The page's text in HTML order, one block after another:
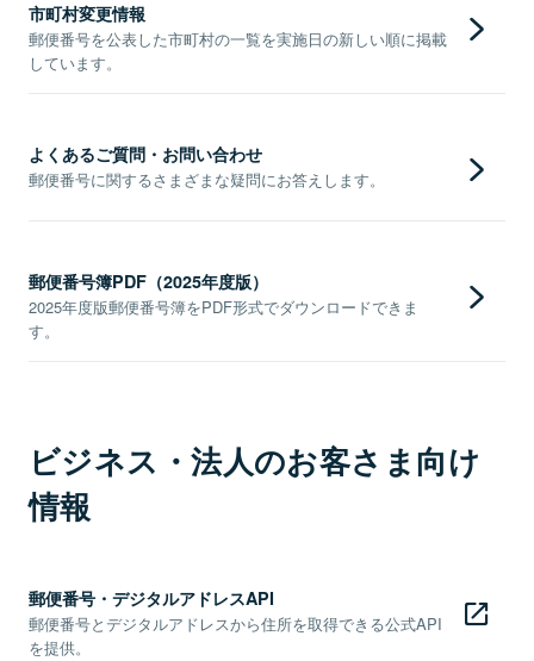
市町村変更情報
郵便番号を公表した市町村の一覧を実施日の新しい順に掲載
しています。
よくあるご質問・お問い合わせ
郵便番号に関するさまざまな疑問にお答えします。
郵便番号簿PDF（2025年度版）
2025年度版郵便番号簿をPDF形式でダウンロードできま
す。
ビジネス・法人のお客さま向け
情報
郵便番号・デジタルアドレスAPI
郵便番号とデジタルアドレスから住所を取得できる公式API
を提供。